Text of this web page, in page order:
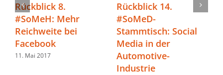
8.
Mehr
bei
Mai 2017
Rückblick 14.
#SoMeD-
Stammtisch: Social
Media in der
Automotive-
Industrie